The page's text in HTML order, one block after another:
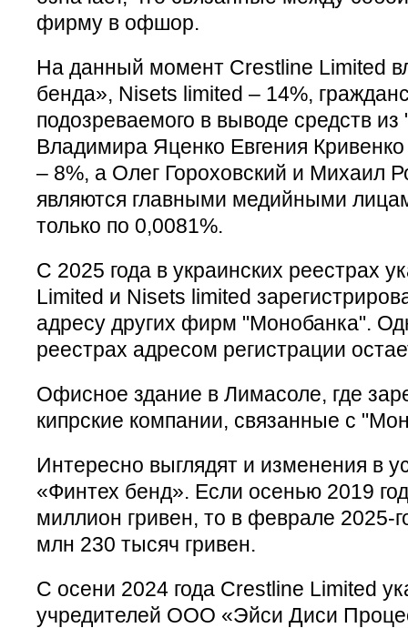
фирму в офшор.
На данный момент Crestline Limited
бенда», Nisets limited – 14%,
подозреваемого в выводе средств
Владимира Яценко Евгения
– 8%, а Олег Гороховский и Михаил
являются главными медийными
только по 0,0081%.
С 2025 года в украинских реестрах
Limited и Nisets limited
адресу других фирм "Монобанка".
реестрах адресом регистрации
Офисное здание в Лимасоле, где
кипрские компании, связанные с
Интересно выглядят и изменения в
«Финтех бенд». Если осенью 2019
миллион гривен, то в феврале 2025-
млн 230 тысяч гривен.
С осени 2024 года Crestline Limited
учредителей ООО «Эйси Диси